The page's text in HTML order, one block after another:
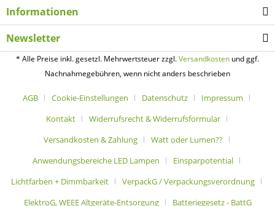
Informationen
Newsletter
* Alle Preise inkl. gesetzl. Mehrwertsteuer zzgl.Versandkosten und ggf.
Nachnahmegebühren, wenn nicht anders beschrieben
AGB Cookie-Einstellungen Datenschutz
Impressum
Kontakt
Widerrufsrecht & Widerrufsformular
Versandkosten & Zahlung
Watt oder Lumen??
Anwendungsbereiche LED Lampen
Einsparpotential
Lichtfarben + Dimmbarkeit
VerpackG / Verpackungsverordnung
ElektroG, WEEE Altgeräte-Entsorgung
Batteriegesetz - BattG